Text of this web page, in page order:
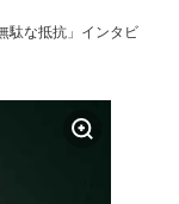
駄な抵抗」インタビ